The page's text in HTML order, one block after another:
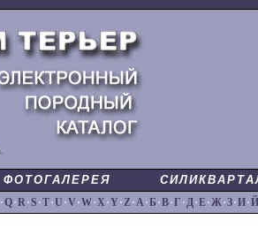
ФОТОГАЛЕРЕЯ
·Q·R·S ·T·U ·V·W·X·Y ·Z·А·Б·В·Г ·Д·Е·Ж·З·И·Й